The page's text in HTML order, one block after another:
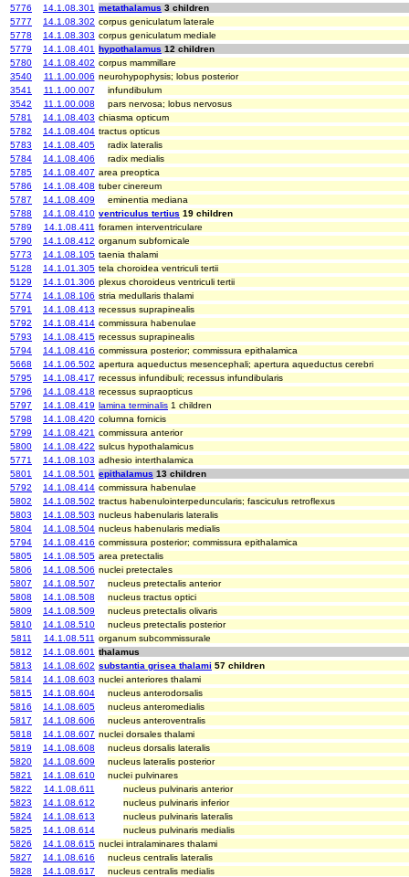
5776
14.1.08.301 metathalamus 3 children
5777
14.1.08.302 corpus geniculatum laterale
5778
14.1.08.303 corpus geniculatum mediale
5779
14.1.08.401 hypothalamus 12 children
5780
14.1.08.402 corpus mammillare
3540
11.1.00.006 neurohypophysis; lobus posterior
3541
11.1.00.007
infundibulum
3542
11.1.00.008
pars nervosa; lobus nervosus
5781
14.1.08.403 chiasma opticum
5782
14.1.08.404 tractus opticus
5783
14.1.08.405
radix lateralis
5784
14.1.08.406
radix medialis
5785
14.1.08.407 area preoptica
5786
14.1.08.408 tuber cinereum
5787
14.1.08.409
eminentia mediana
5788
14.1.08.410 ventriculus tertius 19 children
5789
14.1.08.411 foramen interventriculare
5790
14.1.08.412 organum subfornicale
5773
14.1.08.105 taenia thalami
5128
14.1.01.305 tela choroidea ventriculi tertii
5129
14.1.01.306 plexus choroideus ventriculi tertii
5774
14.1.08.106 stria medullaris thalami
5791
14.1.08.413 recessus suprapinealis
5792
14.1.08.414 commissura habenulae
5793
14.1.08.415 recessus suprapinealis
5794
14.1.08.416 commissura posterior; commissura epithalamica
5668
14.1.06.502 apertura aqueductus mesencephali; apertura aqueductus cerebri
5795
14.1.08.417 recessus infundibuli; recessus infundibularis
5796
14.1.08.418 recessus supraopticus
5797
14.1.08.419 lamina terminalis 1 children
5798
14.1.08.420 columna fornicis
5799
14.1.08.421 commissura anterior
5800
14.1.08.422 sulcus hypothalamicus
5771
14.1.08.103 adhesio interthalamica
5801
14.1.08.501 epithalamus 13 children
5792
14.1.08.414 commissura habenulae
5802
14.1.08.502 tractus habenulointerpeduncularis; fasciculus retroflexus
5803
14.1.08.503 nucleus habenularis lateralis
5804
14.1.08.504 nucleus habenularis medialis
5794
14.1.08.416 commissura posterior; commissura epithalamica
5805
14.1.08.505 area pretectalis
5806
14.1.08.506 nuclei pretectales
5807
14.1.08.507
nucleus pretectalis anterior
5808
14.1.08.508
nucleus tractus optici
5809
14.1.08.509
nucleus pretectalis olivaris
5810
14.1.08.510
nucleus pretectalis posterior
5811
14.1.08.511 organum subcommissurale
5812
14.1.08.601 thalamus
5813
14.1.08.602 substantia grisea thalami 57 children
5814
14.1.08.603 nuclei anteriores thalami
5815
14.1.08.604
nucleus anterodorsalis
5816
14.1.08.605
nucleus anteromedialis
5817
14.1.08.606
nucleus anteroventralis
5818
14.1.08.607 nuclei dorsales thalami
5819
14.1.08.608
nucleus dorsalis lateralis
5820
14.1.08.609
nucleus lateralis posterior
5821
14.1.08.610
nuclei pulvinares
5822
14.1.08.611
nucleus pulvinaris anterior
5823
14.1.08.612
nucleus pulvinaris inferior
5824
14.1.08.613
nucleus pulvinaris lateralis
5825
14.1.08.614
nucleus pulvinaris medialis
5826
14.1.08.615 nuclei intralaminares thalami
5827
14.1.08.616
nucleus centralis lateralis
5828
14.1.08.617
nucleus centralis medialis